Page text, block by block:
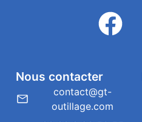
Nous contacter
contact@gt-
outillage.com